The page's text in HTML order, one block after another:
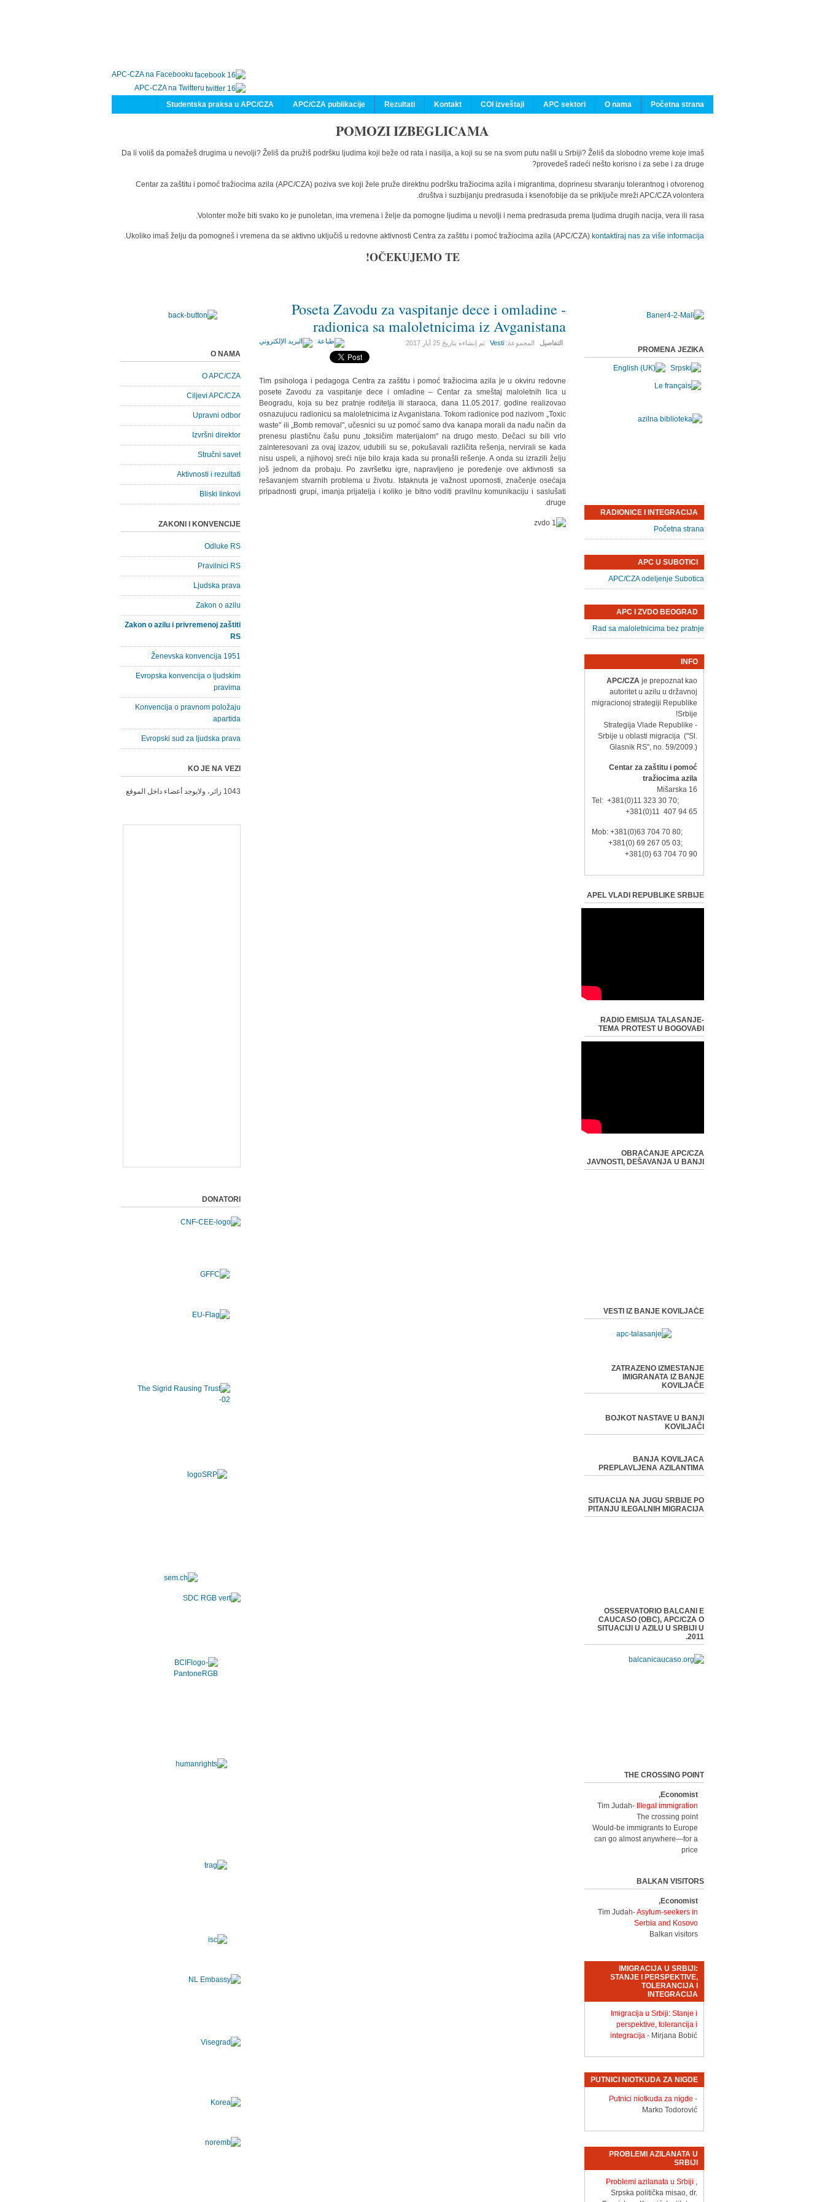
APC-CZA na Facebooku
APC-CZA na Twitteru
Početna strana
O nama
APC sektori
COI izveštaji
Kontakt
Rezultati
APC/CZA publikacije
Studentska praksa u APC/CZA
POMOZI IZBEGLICAMA
Da li voliš da pomažeš drugima u nevolji? Želiš da pružiš podršku ljudima koji beže od rata i nasilja, a koji su se na svom putu našli u Srbiji? Želiš da slobodno vreme koje imaš
provedeš radeći nešto korisno i za sebe i za druge?
Centar za zaštitu i pomoć tražiocima azila (APC/CZA) poziva sve koji žele pruže direktnu podršku tražiocima azila i migrantima, doprinesu stvaranju tolerantnog i otvorenog
društva i suzbijanju predrasuda i ksenofobije da se priključe mreži APC/CZA volontera.
Volonter može biti svako ko je punoletan, ima vremena i želje da pomogne ljudima u nevolji i nema predrasuda prema ljudima drugih nacija, vera ili rasa.
Ukoliko imaš želju da pomogneš i vremena da se aktivno uključiš u redovne aktivnosti Centra za zaštitu i pomoć tražiocima azila (APC/CZA) kontaktiraj nas za više informacija.
OČEKUJEMO TE!
Poseta Zavodu za vaspitanje dece i omladine -
radionica sa maloletnicima iz Avganistana
التفاصيل المجموعة:Vesti تم إنشاءه بتاريخ25 أيار 2017
Tim psihologa i pedagoga Centra za zaštitu i pomoć tražiocima azila je u okviru redovne
posete Zavodu za vaspitanje dece i omladine – Centar za smeštaj maloletnih lica u
Beogradu, koja su bez pratnje roditelja ili staraoca, dana 11.05.2017. godine realizovao
osnazujucu radionicu sa maloletnicima iz Avganistana. Tokom radionice pod nazivom „Toxic
waste" ili „Bomb removal", učesnici su uz pomoć samo dva kanapa morali da nađu način da
prenesu plastičnu čašu punu „toksičim materijalom" na drugo mesto. Dečaci su bili vrlo
zainteresovani za ovaj izazov, udubili su se, pokušavali različita rešenja, nervirali se kada
nisu uspeli, a njihovoj sreći nije bilo kraja kada su pronašli rešenje. A onda su izrazili želju
još jednom da probaju. Po završetku igre, napravljeno je poređenje ove aktivnosti sa
rešavanjem stvarnih problema u životu. Istaknuta je važnost upornosti, značenje osećaja
pripadnosti grupi, imanja prijatelja i koliko je bitno voditi pravilnu komunikaciju i saslušati
druge.
O NAMA
O APC/CZA
Ciljevi APC/CZA
Upravni odbor
Izvršni direktor
Stručni savet
Aktivnosti i rezultati
Bliski linkovi
ZAKONI I KONVENCIJE
Odluke RS
Pravilnici RS
Ljudska prava
Zakon o azilu
Zakon o azilu i privremenoj zaštiti
RS
Ženevska konvencija 1951
Evropska konvencija o ljudskim
pravima
Konvencija o pravnom položaju
apartida
Evropski sud za ljudska prava
KO JE NA VEZI
1043 زائر، ولايوجد أعضاء داخل الموقع
DONATORI
PROMENA JEZIKA
RADIONICE I INTEGRACIJA
Početna strana
APC U SUBOTICI
APC/CZA odeljenje Subotica
APC I ZVDO BEOGRAD
Rad sa maloletnicima bez pratnje
INFO
APC/CZA je prepoznat kao
autoritet u azilu u državnoj
migracionoj strategiji Republike
Srbije!
- Strategija Vlade Republike
Srbije u oblasti migracija ("Sl.
Glasnik RS", no. 59/2009.)
Centar za zaštitu i pomoć
tražiocima azila
Mišarska 16
Tel: +381(0)11 323 30 70;
+381(0)11 407 94 65
Mob: +381(0)63 704 70 80;
+381(0) 69 267 05 03;
+381(0) 63 704 70 90
APEL VLADI REPUBLIKE SRBIJE
RADIO EMISIJA TALASANJE-
TEMA PROTEST U BOGOVAĐI
OBRAĆANJE APC/CZA
JAVNOSTI, DEŠAVANJA U BANJI
VESTI IZ BANJE KOVILJAČE
ZATRAZENO IZMESTANJE
IMIGRANATA IZ BANJE
KOVILJAČE
BOJKOT NASTAVE U BANJI
KOVILJAČI
BANJA KOVILJACA
PREPLAVLJENA AZILANTIMA
SITUACIJA NA JUGU SRBIJE PO
PITANJU ILEGALNIH MIGRACIJA
OSSERVATORIO BALCANI E
CAUCASO (OBC), APC/CZA O
SITUACIJI U AZILU U SRBIJI U
2011.
THE CROSSING POINT
Economist,
Tim Judah-
Illegal immigration
The crossing point
Would-be immigrants to Europe
can go almost anywhere—for a
price
BALKAN VISITORS
Economist,
Tim Judah-Asylum-seekers in
Serbia and Kosovo
Balkan visitors
IMIGRACIJA U SRBIJI:
STANJE I PERSPEKTIVE,
TOLERANCIJA I
INTEGRACIJA
Imigracija u Srbiji: Stanje i
perspektive, tolerancija i
integracija - Mirjana Bobić
PUTNICI NIOTKUDA ZA NIGDE
Putnici niotkuda za nigde -
Marko Todorović
PROBLEMI AZILANATA U
SRBIJI
Problemi azilanata u Srbiji ,
Srpska politička misao, dr.